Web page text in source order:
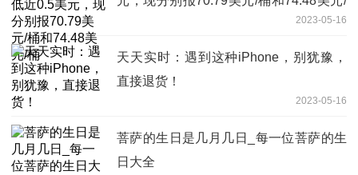
2023-05-16
天天实时：遇到这种iPhone，别犹豫，
直接退货！
2023-05-16
菩萨的生日是几月几日_每一位菩萨的生
日大全